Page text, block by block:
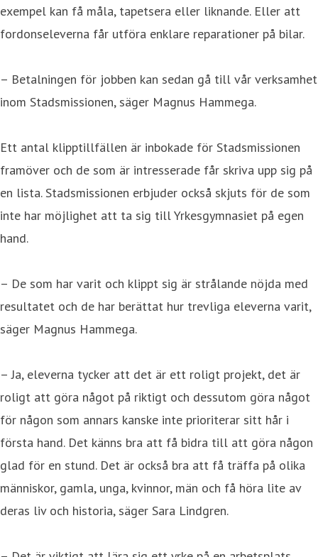
exempel kan få måla, tapetsera eller liknande. Eller att
fordonseleverna får utföra enklare reparationer på bilar.
– Betalningen för jobben kan sedan gå till vår verksamhet
inom Stadsmissionen, säger Magnus Hammega.
Ett antal klipptillfällen är inbokade för Stadsmissionen
framöver och de som är intresserade får skriva upp sig på
en lista. Stadsmissionen erbjuder också skjuts för de som
inte har möjlighet att ta sig till Yrkesgymnasiet på egen
hand.
– De som har varit och klippt sig är strålande nöjda med
resultatet och de har berättat hur trevliga eleverna varit,
säger Magnus Hammega.
– Ja, eleverna tycker att det är ett roligt projekt, det är
roligt att göra något på riktigt och dessutom göra något
för någon som annars kanske inte prioriterar sitt hår i
första hand. Det känns bra att få bidra till att göra någon
glad för en stund. Det är också bra att få träffa på olika
människor, gamla, unga, kvinnor, män och få höra lite av
deras liv och historia, säger Sara Lindgren.